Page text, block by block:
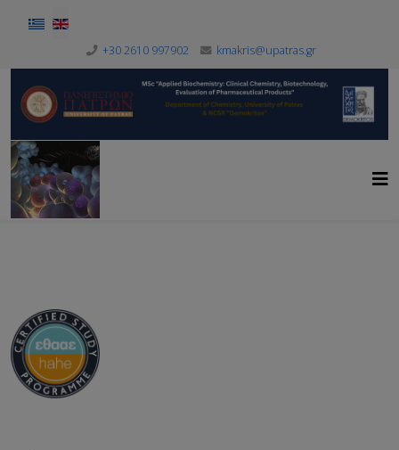
Select your language
+30 2610 997902 kmakris@upatras.gr